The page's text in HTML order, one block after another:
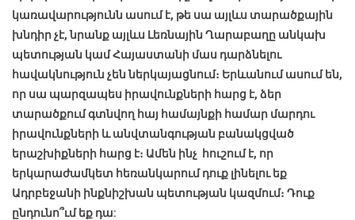
կառավարությունն ասում է, թե սա այլևս տարածքային
խնդիր չէ, նրանք այլևս Լեռնային Ղարաբաղը անկախ
պետության կամ Հայաստանի մաս դարձնելու
հավակնություն չեն ներկայացնում։ Երևանում ասում են,
որ սա պարզապես իրավունքների հարց է, ձեր
տարածքում գտնվող հայ համայնքի համար մարդու
իրավունքների և անվտանգության բանակցված
երաշխիքների հարց է։ Ամեն ինչ հուշում է, որ
երկարաժամկետ հեռանկարում դուք լինելու եք
Ադրբեջանի ինքնիշխան պետության կազմում։ Դուք
ընդունո՞ւմ եք դա: